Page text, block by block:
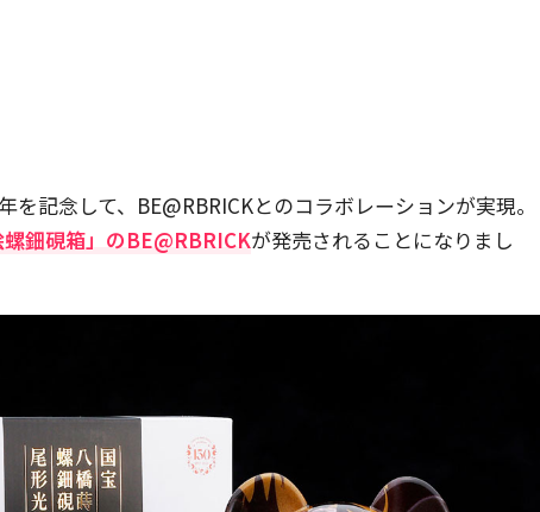
を記念して、BE@RBRICKとのコラボレーションが実現。
螺鈿硯箱」のBE@RBRICKが発売されることになりまし